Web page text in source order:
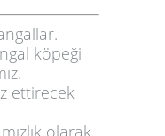
köpeği
ettirecek